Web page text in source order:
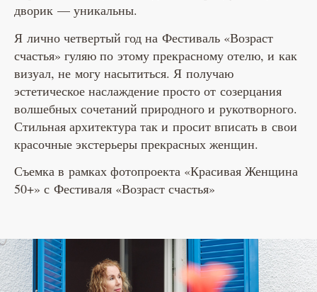
дворик — уникальны.
Я лично четвертый год на Фестиваль «Возраст
счастья» гуляю по этому прекрасному отелю, и как
визуал, не могу насытиться. Я получаю
эстетическое наслаждение просто от созерцания
волшебных сочетаний природного и рукотворного.
Стильная архитектура так и просит вписать в свои
красочные экстерьеры прекрасных женщин.
Съемка в рамках фотопроекта «Красивая Женщина
50+» с Фестиваля «Возраст счастья»